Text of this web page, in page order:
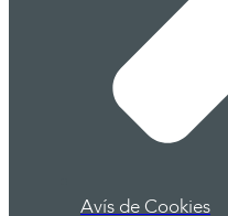
Avís de Cookies